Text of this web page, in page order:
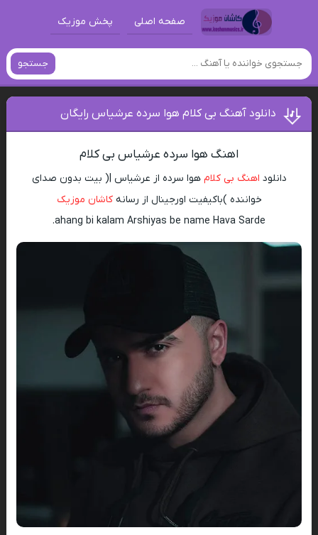
صفحه اصلی پخش موزیک
جستجو
دانلود آهنگ بی کلام هوا سرده عرشیاس رایگان
اهنگ هوا سرده عرشیاس بی کلام
دانلود اهنگ بی کلام هوا سرده از عرشیاس |( بیت بدون صدای
خواننده )باکیفیت اورجینال از رسانهکاشان موزیک
ahang bi kalam Arshiyas be name Hava Sarde.